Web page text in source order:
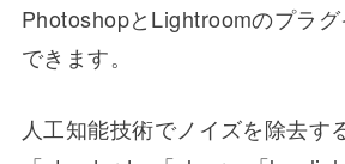
PhotoshopとLightroomのプラ
できます。
人工知能技術でノイズを除去す